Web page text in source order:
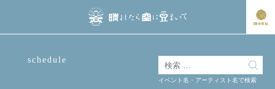
schedule
イベント名・アーティスト名で検索